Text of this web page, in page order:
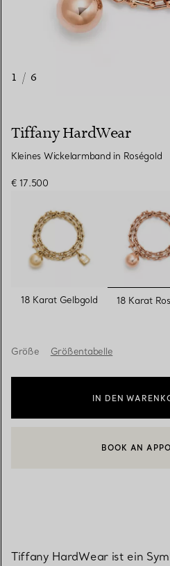
1 / 6
Tiffany HardWear
Kleines Wickelarmband in Roségold
€ 17.500
18 Karat Gelbgold 18 Karat
Größe Größentabelle
IN DEN
EINEN KUNDENBERATER
BOOK AN
Tiffany HardWear ist ein